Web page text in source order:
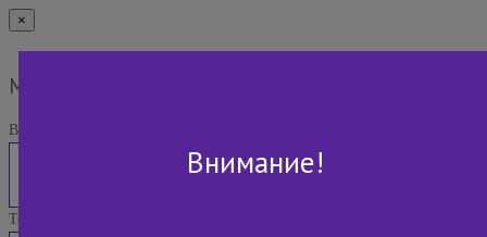
×
Мы Вам перезвоним
Ваше имя:
Телефон:
Внимание!